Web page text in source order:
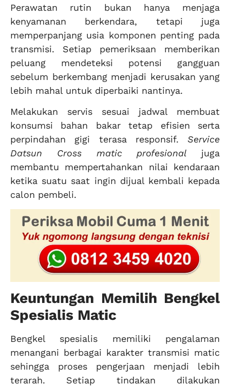
Perawatan rutin bukan hanya menjaga
kenyamanan berkendara, tetapi juga
memperpanjang usia komponen penting pada
transmisi. Setiap pemeriksaan memberikan
peluang mendeteksi potensi gangguan
sebelum berkembang menjadi kerusakan yang
lebih mahal untuk diperbaiki nantinya.
Melakukan servis sesuai jadwal membuat
konsumsi bahan bakar tetap efisien serta
perpindahan gigi terasa responsif. Service
Datsun Cross matic profesional juga
membantu mempertahankan nilai kendaraan
ketika suatu saat ingin dijual kembali kepada
calon pembeli.
Keuntungan Memilih Bengkel
Spesialis Matic
Bengkel spesialis memiliki pengalaman
menangani berbagai karakter transmisi matic
sehingga proses pengerjaan menjadi lebih
terarah. Setiap tindakan dilakukan